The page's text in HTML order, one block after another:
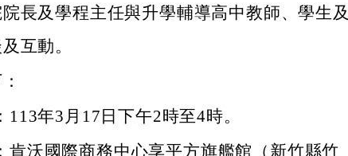
長及學程主任與升學輔導高中教師、學生及
互動。
113年3月17日下午2時至4時。
肯沃國際商務中心享平方旗艦館（新竹縣竹